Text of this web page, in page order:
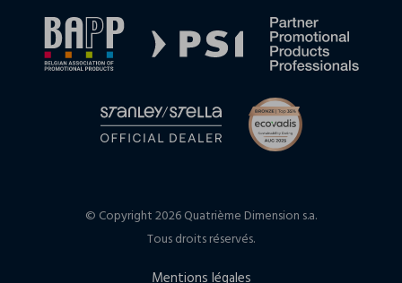
© Copyright 2026 Quatrième Dimension s.a.
Tous droits réservés.
Mentions légales